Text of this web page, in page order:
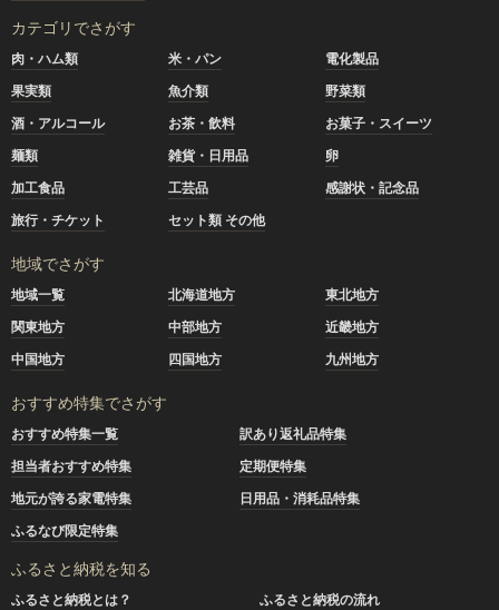
カテゴリでさがす
肉・ハム類 米・パン
電化製品
果実類
魚介類
野菜類
酒・アルコール
お茶・飲料
お菓子・スイーツ
麺類
雑貨・日用品
卵
加工食品
工芸品
感謝状・記念品
旅行・チケット
セット類 その他
地域でさがす
地域一覧 北海道地方
東北地方
関東地方
中部地方
近畿地方
中国地方
四国地方 九州地方
おすすめ特集でさがす
おすすめ特集一覧
訳あり返礼品特集
担当者おすすめ特集
定期便特集
地元が誇る家電特集
日用品・消耗品特集
ふるなび限定特集
ふるさと納税を知る
ふるさと納税とは？
ふるさと納税の流れ